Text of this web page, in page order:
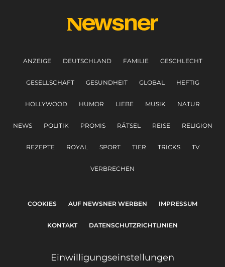
ANZEIGE DEUTSCHLAND FAMILIE GESCHLECHT
GESELLSCHAFT GESUNDHEIT GLOBAL HEFTIG
HOLLYWOOD HUMOR LIEBE MUSIK NATUR
NEWS POLITIK PROMIS RÄTSEL REISE RELIGION
REZEPTE ROYAL SPORT TIER TRICKS TV
VERBRECHEN
COOKIES AUF NEWSNER WERBEN IMPRESSUM
KONTAKT DATENSCHUTZRICHTLINIEN
Einwilligungseinstellungen